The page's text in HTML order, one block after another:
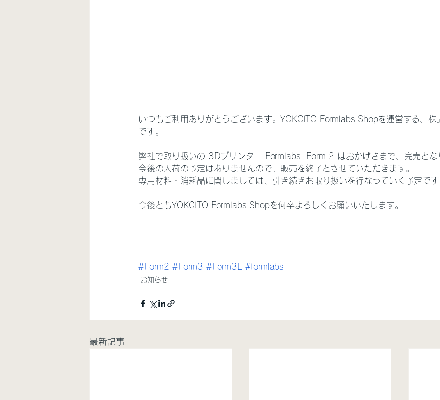
いつもご利用ありがとうございます。YOKOITO Formlabs Shopを運営する、株
です。
弊社で取り扱いの 3Dプリンター Formlabs  Form 2 はおかげさまで、完売とな
今後の入荷の予定はありませんので、販売を終了とさせていただきます。
専用材料・消耗品に関しましては、引き続きお取り扱いを行なっていく予定です
今後ともYOKOITO Formlabs Shopを何卒よろしくお願いいたします。
#Form2 #Form3 #Form3L #formlabs
お知らせ
最新記事